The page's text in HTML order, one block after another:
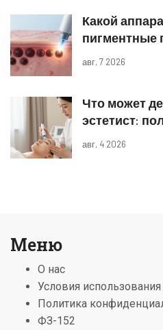
Какой
пигментные
и IPL
авг, 7 2026
Что может
эстетист:
и границы
авг, 4 2026
Меню
О нас
Условия использования
Политика
ФЗ-152